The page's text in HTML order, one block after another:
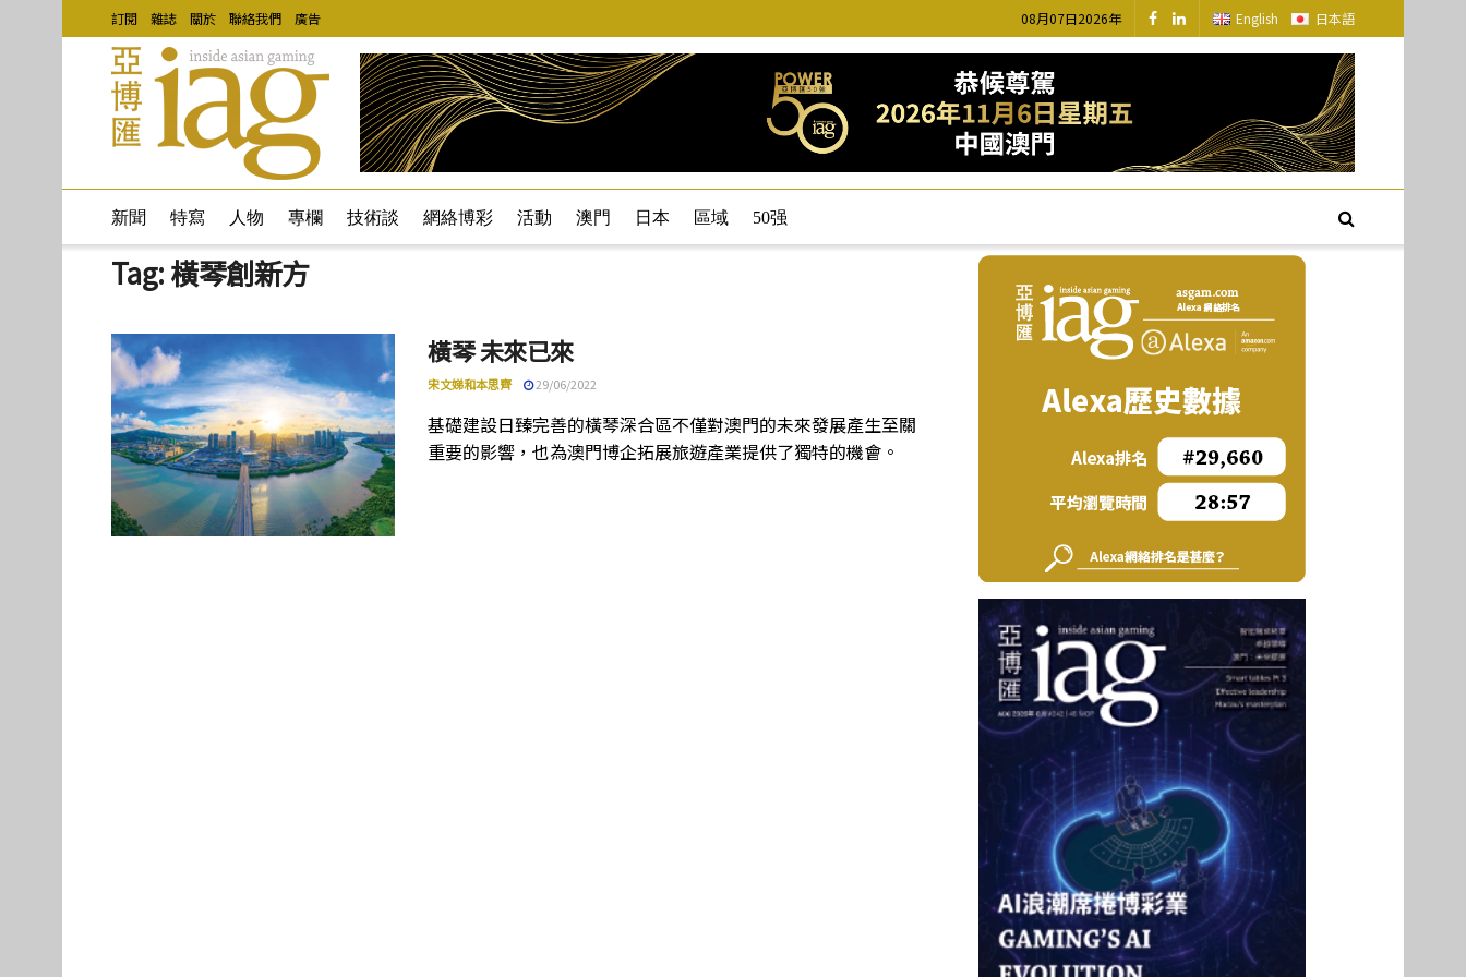
訂閱 雜誌 關於 聯絡我們 廣告 08月07日2026年 English 日本語
新聞 特寫 人物 專欄 技術談 網絡博彩 活動 澳門 日本 區域 50强
Tag:橫琴創新方
橫琴 未來已來
宋文娣和本思齊 29/06/2022
基礎建設日臻完善的橫琴深合區不僅對澳門的未來發展產生至關
重要的影響，也為澳門博企拓展旅遊產業提供了獨特的機會。